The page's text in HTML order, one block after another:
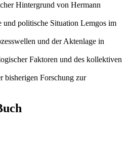
Hintergrund von Hermann
und politische Situation Lemgos im
und der Aktenlage in
Faktoren und des kollektiven
bisherigen Forschung zur